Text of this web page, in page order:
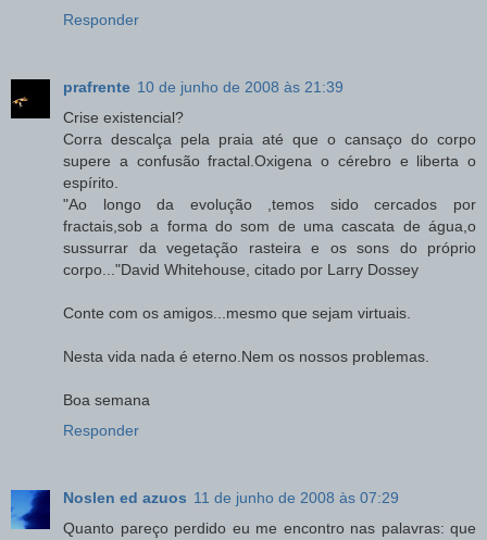
Responder
prafrente 10 de junho de 2008 às 21:39
Crise existencial?
Corra descalça pela praia até que o cansaço do corpo
supere a confusão fractal.Oxigena o cérebro e liberta o
espírito.
"Ao longo da evolução ,temos sido cercados por
fractais,sob a forma do som de uma cascata de água,o
sussurrar da vegetação rasteira e os sons do próprio
corpo..."David Whitehouse, citado por Larry Dossey
Conte com os amigos...mesmo que sejam virtuais.
Nesta vida nada é eterno.Nem os nossos problemas.
Boa semana
Responder
Noslen ed azuos 11 de junho de 2008 às 07:29
Quanto pareço perdido eu me encontro nas palavras: que